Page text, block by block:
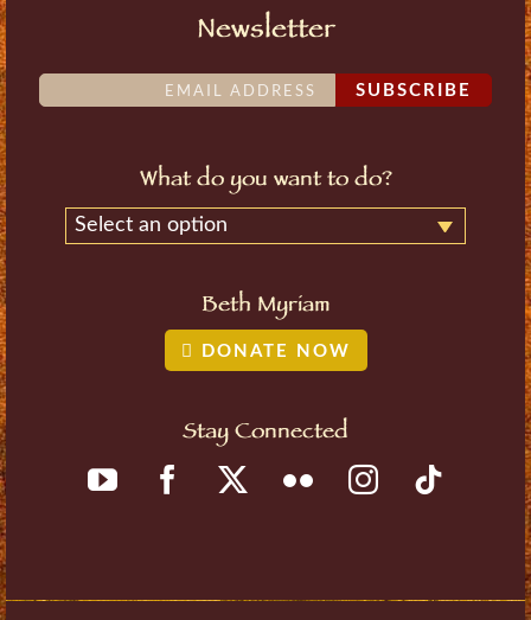
Newsletter
SUBSCRIBE
What do you want to do?
Select an option
Beth Myriam
DONATE NOW
Stay Connected